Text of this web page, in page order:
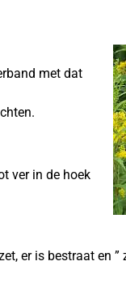
met dat
ver in de hoek
er is bestraat en ”